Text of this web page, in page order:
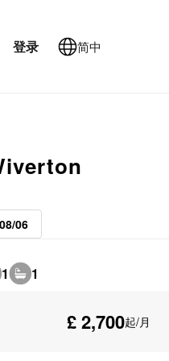
登录 简中
06
1 1
£ 2,700起/月